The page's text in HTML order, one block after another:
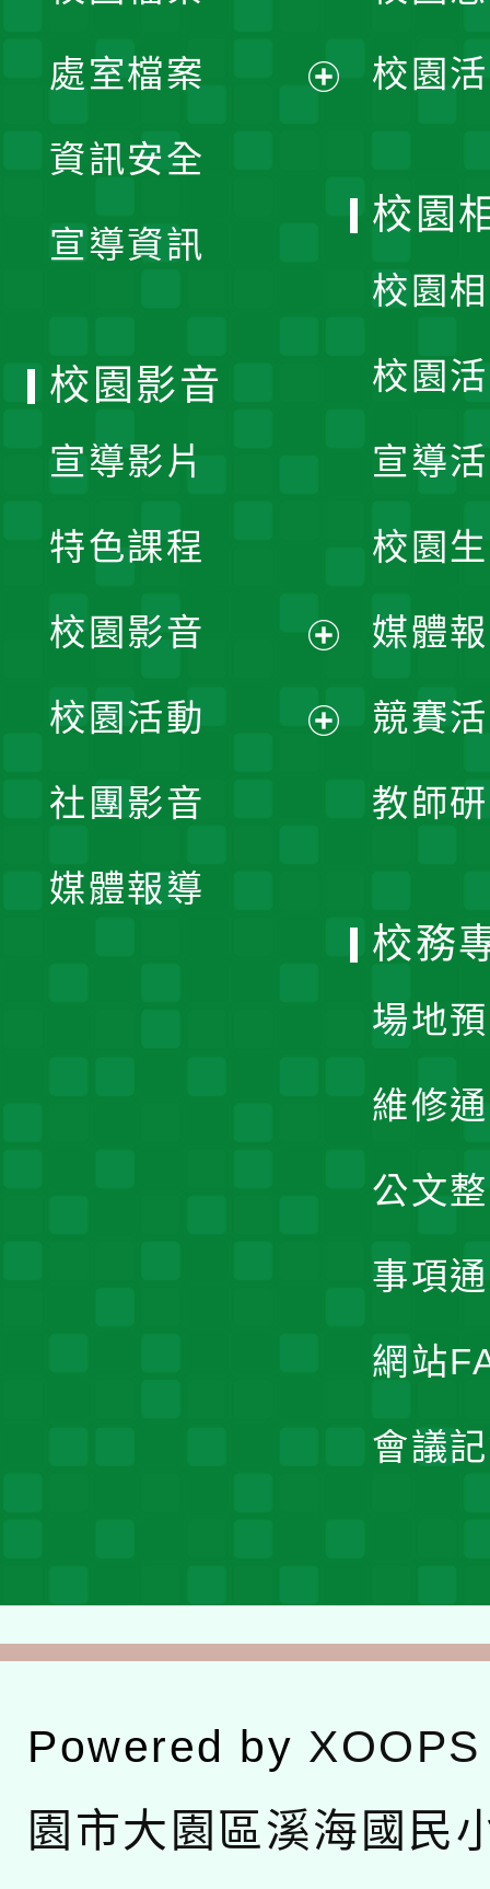
單
處室檔案
資訊安全
宣導資訊
校園
校園
校園
校園
宣導
校園
媒體
競賽
教師
校園影音
宣導影片
特色課程
校園影音
開
校園活動
社團影音
媒體報導
校務
場地
維修
公文
事項
網站
會議
Powered by XOOPS
園市大園區溪海國民